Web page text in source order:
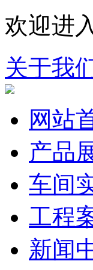
欢迎进
关于我
网站
产品
车间
工程
新闻